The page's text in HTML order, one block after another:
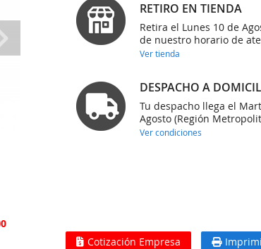
RETIRO EN TIENDA
Retira el Lunes 10 de
de nuestro horario de
Ver tienda
DESPACHO A
Tu despacho llega el
Agosto (Región
Ver condiciones
Cotización Empresa